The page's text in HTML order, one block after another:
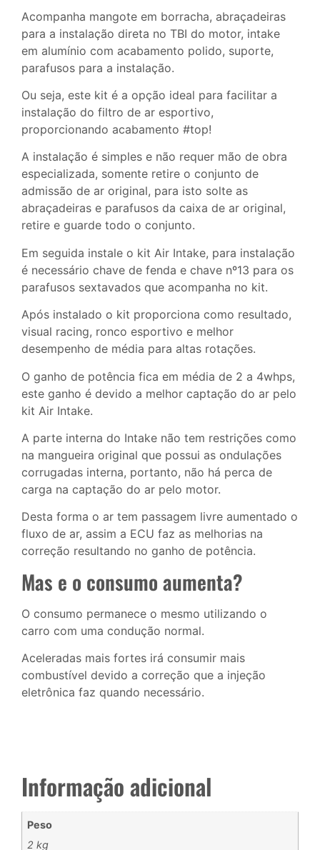
Acompanha mangote em borracha, abraçadeiras
para a instalação direta no TBI do motor, intake
em alumínio com acabamento polido, suporte,
parafusos para a instalação.
Ou seja, este kit é a opção ideal para facilitar a
instalação do filtro de ar esportivo,
proporcionando acabamento #top!
A instalação é simples e não requer mão de obra
especializada, somente retire o conjunto de
admissão de ar original, para isto solte as
abraçadeiras e parafusos da caixa de ar original,
retire e guarde todo o conjunto.
Em seguida instale o kit Air Intake, para instalação
é necessário chave de fenda e chave nº13 para os
parafusos sextavados que acompanha no kit.
Após instalado o kit proporciona como resultado,
visual racing, ronco esportivo e melhor
desempenho de média para altas rotações.
O ganho de potência fica em média de 2 a 4whps,
este ganho é devido a melhor captação do ar pelo
kit Air Intake.
A parte interna do Intake não tem restrições como
na mangueira original que possui as ondulações
corrugadas interna, portanto, não há perca de
carga na captação do ar pelo motor.
Desta forma o ar tem passagem livre aumentado o
fluxo de ar, assim a ECU faz as melhorias na
correção resultando no ganho de potência.
Mas e o consumo aumenta?
O consumo permanece o mesmo utilizando o
carro com uma condução normal.
Aceleradas mais fortes irá consumir mais
combustível devido a correção que a injeção
eletrônica faz quando necessário.
Informação adicional
Peso
2 kg